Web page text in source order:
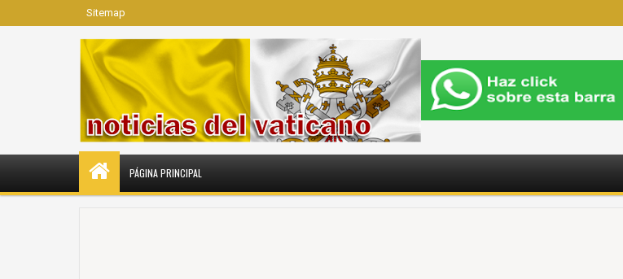
Sitemap
PÁGINA PRINCIPAL